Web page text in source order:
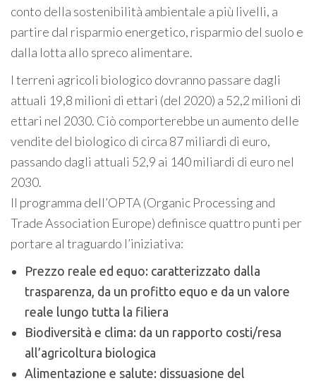
conto della sostenibilità ambientale a più livelli, a
partire dal risparmio energetico, risparmio del suolo e
dalla lotta allo spreco alimentare.
I terreni agricoli biologico dovranno passare dagli
attuali 19,8 milioni di ettari (del 2020) a 52,2 milioni di
ettari nel 2030. Ciò comporterebbe un aumento delle
vendite del biologico di circa 87 miliardi di euro,
passando dagli attuali 52,9 ai 140 miliardi di euro nel
2030.
Il programma dell’OPTA (Organic Processing and
Trade Association Europe) definisce quattro punti per
portare al traguardo l’iniziativa:
Prezzo reale ed equo: caratterizzato dalla
trasparenza, da un profitto equo e da un valore
reale lungo tutta la filiera
Biodiversità e clima: da un rapporto costi/resa
all’agricoltura biologica
Alimentazione e salute: dissuasione del